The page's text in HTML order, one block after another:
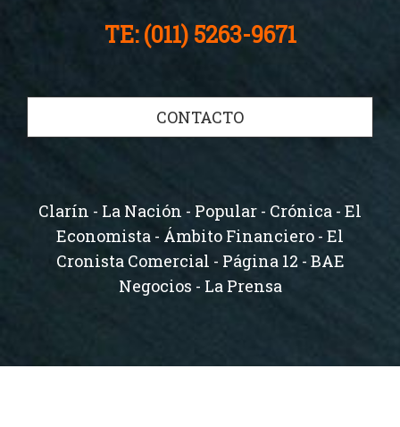
TE: (011) 5263-9671
CONTACTO
Clarín - La Nación - Popular - Crónica - El
Economista - Ámbito Financiero - El
Cronista Comercial - Página 12 - BAE
Negocios - La Prensa